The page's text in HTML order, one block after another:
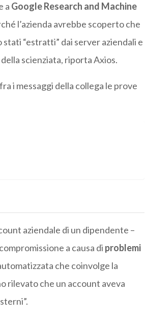
a Google Research and Machine
l’azienda avrebbe scoperto che
stati “estratti” dai server aziendali e
scienziata, riporta Axios.
i messaggi della collega le prove
aziendale di un dipendente –
a causa di problemi
che coinvolge la
rilevato che un account aveva